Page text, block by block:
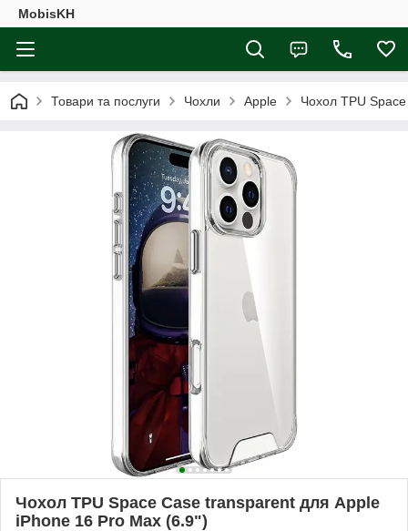
MobisKH
Товари та послуги Чохли Apple Чохол TPU
Чохол TPU Space Case transparent для Apple
iPhone 16 Pro Max (6.9")